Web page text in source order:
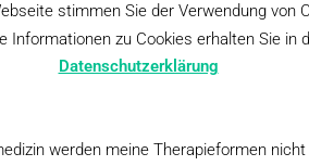
klagen die
Darüber
stimmen Sie der Verwendung von
Informationen zu Cookies erhalten Sie in
Datenschutzerklärung
werden meine Therapieformen nicht